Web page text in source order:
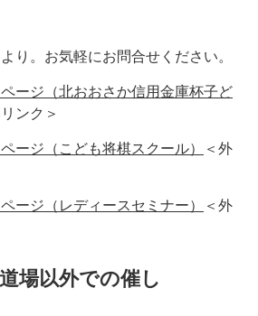
り。お気軽にお問合せください。
ージ（北おおさか信用金庫杯子ど
ンク＞
ージ（こども将棋スクール）
＜外
ージ（レディースセミナー）
＜外
場以外での催し